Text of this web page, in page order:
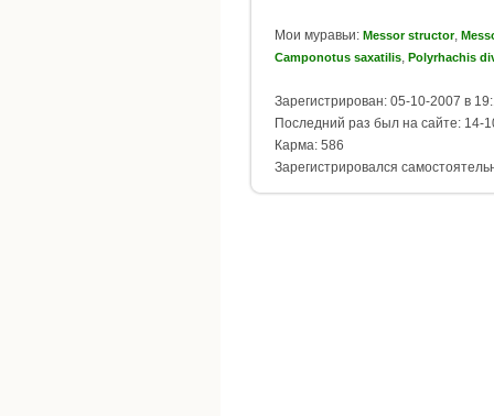
Мои муравьи: Messor structor,
Camponotus saxatilis Polyrhachis
Зарегистрирован: 05-10-2007 в
Последний раз был на сайте: 14-
Карма: 586
Зарегистрировался